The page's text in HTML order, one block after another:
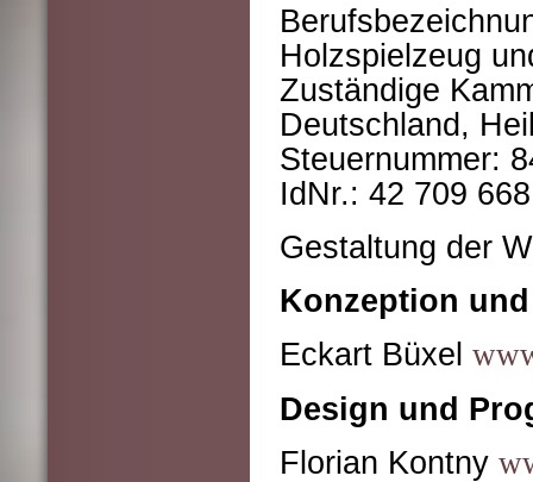
Holzspielzeug
Zuständige
Deutschland,
Steuernummer:
IdNr.: 42 709
Gestaltung der
Konzeption
Eckart Büxel
Design und
Florian Kontny